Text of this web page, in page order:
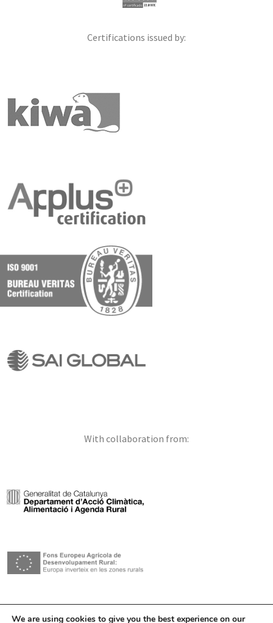
Certifications issued by:
With collaboration from:
We are using cookies to give you the best experience on our